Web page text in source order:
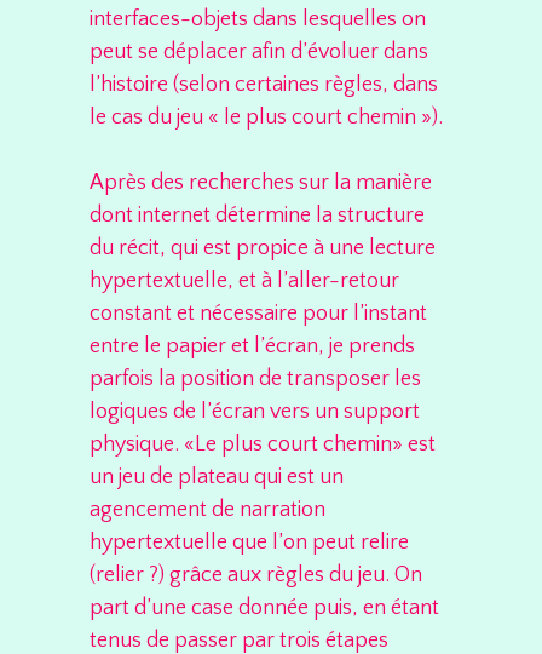
interfaces-objets dans lesquelles on
peut se déplacer afin d’évoluer dans
l’histoire (selon certaines règles, dans
le cas du jeu « le plus court chemin »).
Après des recherches sur la manière
dont internet détermine la structure
du récit, qui est propice à une lecture
hypertextuelle, et à l’aller-retour
constant et nécessaire pour l’instant
entre le papier et l’écran, je prends
parfois la position de transposer les
logiques de l’écran vers un support
physique. «Le plus court chemin» est
un jeu de plateau qui est un
agencement de narration
hypertextuelle que l’on peut relire
(relier ?) grâce aux règles du jeu. On
part d’une case donnée puis, en étant
tenus de passer par trois étapes